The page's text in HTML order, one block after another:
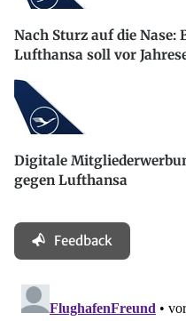
Nach Sturz auf die Nase:
Lufthansa soll vor
Digitale
gegen Lufthansa
Feedback